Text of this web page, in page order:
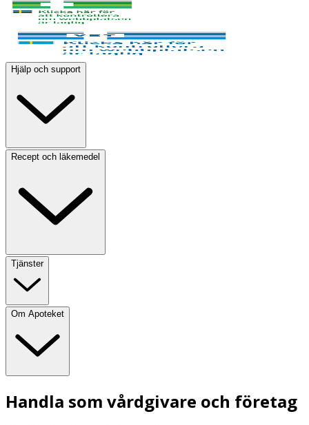
Hjälp och support
Recept och läkemedel
Tjänster
Om Apoteket
Handla som vårdgivare och företag